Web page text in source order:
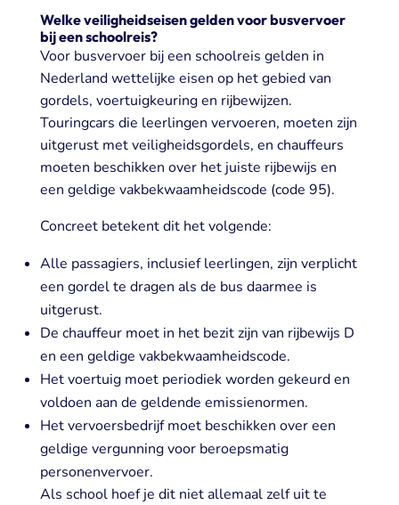
Welke veiligheidseisen gelden voor busvervoer
bij een schoolreis?
Voor busvervoer bij een schoolreis gelden in
Nederland wettelijke eisen op het gebied van
gordels, voertuigkeuring en rijbewijzen.
Touringcars die leerlingen vervoeren, moeten zijn
uitgerust met veiligheidsgordels, en chauffeurs
moeten beschikken over het juiste rijbewijs en
een geldige vakbekwaamheidscode (code 95).
Concreet betekent dit het volgende:
Alle passagiers, inclusief leerlingen, zijn verplicht
een gordel te dragen als de bus daarmee is
uitgerust.
De chauffeur moet in het bezit zijn van rijbewijs D
en een geldige vakbekwaamheidscode.
Het voertuig moet periodiek worden gekeurd en
voldoen aan de geldende emissienormen.
Het vervoersbedrijf moet beschikken over een
geldige vergunning voor beroepsmatig
personenvervoer.
Als school hoef je dit niet allemaal zelf uit te